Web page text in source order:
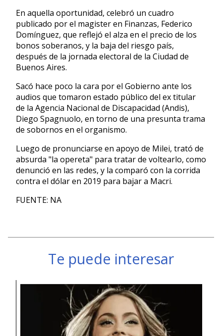
En aquella oportunidad, celebró un cuadro
publicado por el magister en Finanzas, Federico
Domínguez, que reflejó el alza en el precio de los
bonos soberanos, y la baja del riesgo país,
después de la jornada electoral de la Ciudad de
Buenos Aires.
Sacó hace poco la cara por el Gobierno ante los
audios que tomaron estado público del ex titular
de la Agencia Nacional de Discapacidad (Andis),
Diego Spagnuolo, en torno de una presunta trama
de sobornos en el organismo.
Luego de pronunciarse en apoyo de Milei, trató de
absurda "la opereta" para tratar de voltearlo, como
denunció en las redes, y la comparó con la corrida
contra el dólar en 2019 para bajar a Macri.
FUENTE: NA
Te puede interesar